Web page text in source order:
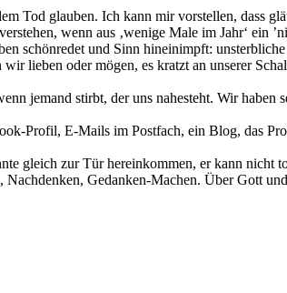
Tod glau­ben. Ich kann mir vor­stel­len, dass
wenn aus ‚weni­ge Male im Jahr‘ ein
schön­re­det und Sinn hin­ein­impft:
lie­ben oder mögen, es kratzt an unse­rer
jemand stirbt, der uns nahe­steht. Wir
Profil, E‑Mails im Postfach, ein Blog, das
gleich zur Tür her­ein­kom­men, er kann nicht
Gedanken-Machen. Über Gott